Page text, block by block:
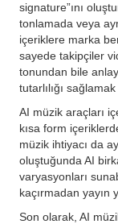
signature”ını
tonlamada veya
içeriklere marka
sayede takipçiler
tonundan bile
tutarlılığı
AI müzik araçları
kısa form
müzik ihtiyacı da
oluştuğunda AI
varyasyonları
kaçırmadan yayın
Son olarak, AI